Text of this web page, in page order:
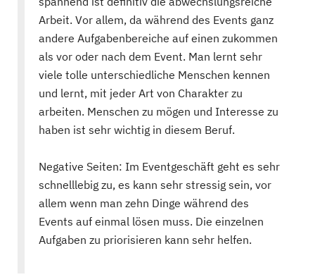
Arbeit. Vor allem, da während des Events ganz
andere Aufgabenbereiche auf einen zukommen
als vor oder nach dem Event. Man lernt sehr
viele tolle unterschiedliche Menschen kennen
und lernt, mit jeder Art von Charakter zu
arbeiten. Menschen zu mögen und Interesse zu
haben ist sehr wichtig in diesem Beruf.
Negative Seiten: Im Eventgeschäft geht es sehr
schnelllebig zu, es kann sehr stressig sein, vor
allem wenn man zehn Dinge während des
Events auf einmal lösen muss. Die einzelnen
Aufgaben zu priorisieren kann sehr helfen.